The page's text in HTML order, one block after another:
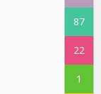
87
22
1